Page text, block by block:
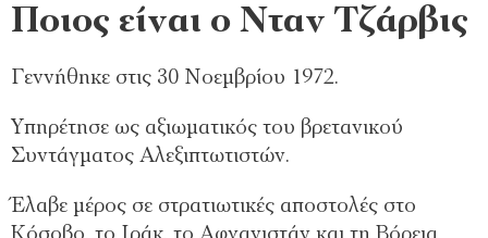
Ποιος είναι ο Νταν Τζάρβις
Γεννήθηκε στις 30 Νοεμβρίου 1972.
Υπηρέτησε ως αξιωματικός του βρετανικού
Συντάγματος Αλεξιπτωτιστών.
Έλαβε μέρος σε στρατιωτικές αποστολές στο